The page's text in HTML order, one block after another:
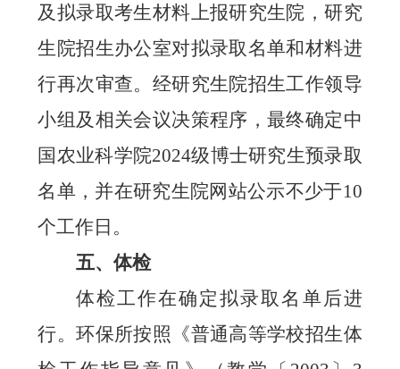
及拟录取考生材料上报研究生院，研究
生院招生办公室对拟录取名单和材料进
行再次审查。经研究生院招生工作领导
小组及相关会议决策程序，最终确定中
国农业科学院2024级博士研究生预录取
名单，并在研究生院网站公示不少于10
个工作日。
五、体检
体检工作在确定拟录取名单后进
行。环保所按照《普通高等学校招生体